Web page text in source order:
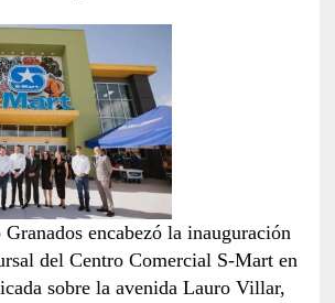
encabezó la inauguración
del Centro Comercial S-Mart en
sobre la avenida Lauro Villar,